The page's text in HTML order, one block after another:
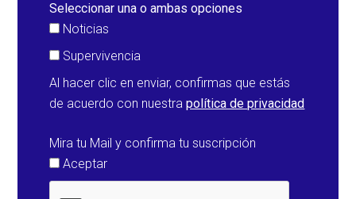
Seleccionar una o ambas opciones
Noticias
Supervivencia
Al hacer clic en enviar, confirmas que estás
de acuerdo con nuestrapolítica de privacidad
Mira tu Mail y confirma tu suscripción
Aceptar